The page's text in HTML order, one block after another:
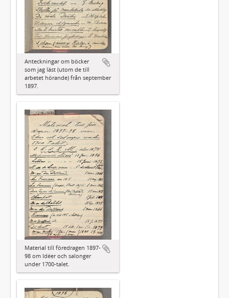
Anteckningar om böcker
som jag läst (utom de till
arbetet hörande) från september
1897.
Material till föredragen 1897-
98 om Idéer och salonger
under 1700-talet.